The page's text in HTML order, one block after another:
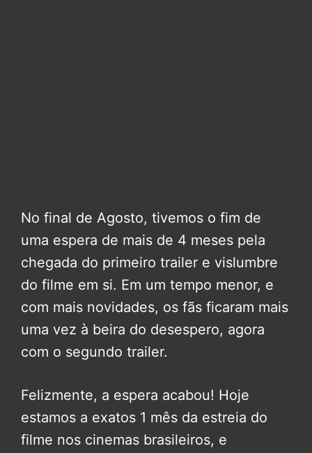
No final de Agosto, tivemos o fim de
uma espera de mais de 4 meses pela
chegada do primeiro trailer e vislumbre
do filme em si. Em um tempo menor, e
com mais novidades, os fãs ficaram mais
uma vez à beira do desespero, agora
com o segundo trailer.
Felizmente, a espera acabou! Hoje
estamos a exatos 1 mês da estreia do
filme nos cinemas brasileiros, e